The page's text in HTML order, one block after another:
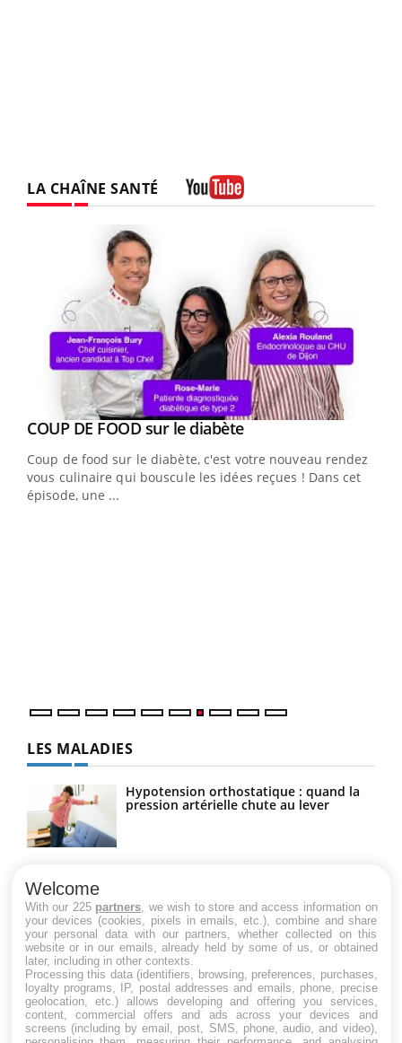
LA CHAÎNE SANTÉ
Youtube
COUP DE FOOD sur le diabèteYoutube
Coup de food sur le diabète, c'est votre nouveau rendez-
vous culinaire qui bouscule les idées reçues ! Dans cet
épisode, une ...
LES MALADIES
Hypotension orthostatique : quand la
pression artérielle chute au lever
Maladie de Charcot (Sclérose latérale
amyotrophique)
Welcome
With our 225 partners , we wish to store and access information on
your devices (cookies, pixels in emails, etc.), combine and share
your personal data with our partners, whether collected on this
website or in our emails, already held by some of us, or obtained
later, including in other contexts.
Processing this data (identifiers, browsing, preferences, purchases,
loyalty programs, IP, postal addresses and emails, phone, precise
geolocation, etc.) allows developing and offering you services,
content, commercial offers and ads across your devices and
screens (including by email, post, SMS, phone, audio, and video),